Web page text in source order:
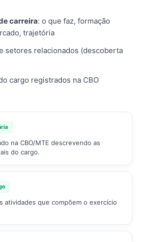
carreira: o que faz, formação
trajetória
setores relacionados (descoberta
cargo registrados na CBO
na CBO/MTE descrevendo as
do cargo.
atividades que compõem o exercício